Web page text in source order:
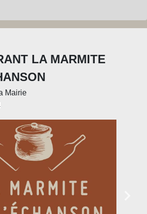
LA MARMITE
Mairie